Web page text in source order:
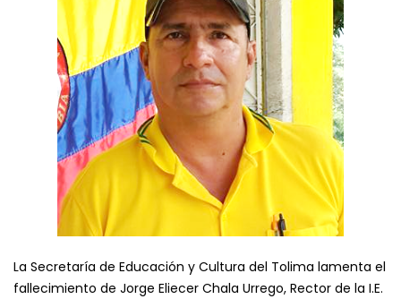
La Secretaría de Educación y Cultura del Tolima lamenta el
fallecimiento de Jorge Eliecer Chala Urrego, Rector de la I.E.